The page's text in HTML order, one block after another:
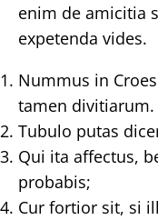
enim de amicitia
expetenda vides.
Nummus in
tamen divitiarum.
Tubulo putas
Qui ita affectus,
probabis;
Cur fortior sit, si